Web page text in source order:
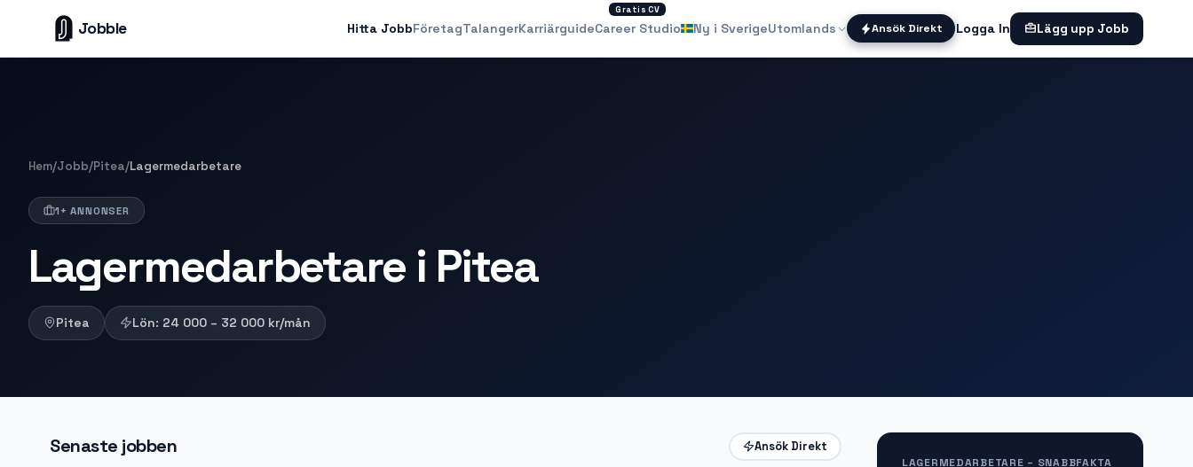
Jobble Hitta JobbFöretagTalangerKarriärguide
Gratis CV
Career Studio Ny i SverigeUtomlands Ansök Direkt Logga In Lägg upp Jobb
Hem/Jobb/Pitea/Lagermedarbetare
1+ ANNONSER
Lagermedarbetare i Pitea
Pitea Lön: 24 000 – 32 000 kr/mån
Senaste jobben Ansök Direkt
LAGERMEDARBETARE – SNABBFAKTA